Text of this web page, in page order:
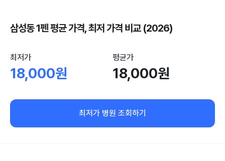
삼성동 1펜 평균 가격, 최저 가격 비교 (2026)
최저가
18,000원
평균가
18,000원
최저가 병원 조회하기